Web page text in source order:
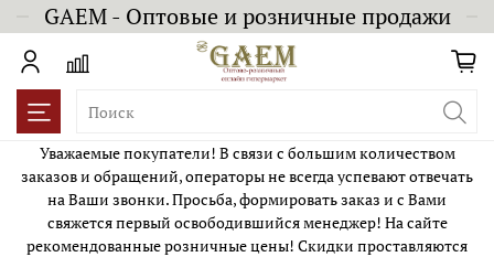
GAEM - Оптовые и розничные продажи
Уважаемые покупатели! В связи с большим количеством
заказов и обращений, операторы не всегда успевают отвечать
на Ваши звонки. Просьба, формировать заказ и с Вами
свяжется первый освободившийся менеджер! На сайте
рекомендованные розничные цены! Скидки проставляются